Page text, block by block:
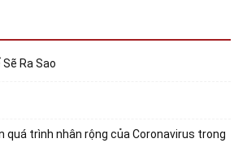
Ra Sao
quá trình nhân rộng của Coronavirus trong